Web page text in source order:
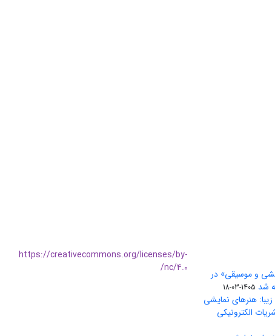
و موسیقی» در
1405-03-18
هنرهای نمایشی
الکترونیکی
https://creativecommons.org/licenses/by-
nc/4.0/